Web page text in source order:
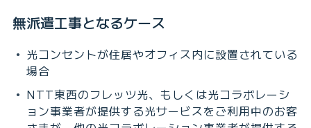
無派遣工事となるケース
光コンセントが住居やオフィス内に設置されている
場合
NTT東西のフレッツ光、もしくは光コラボレーシ
ョン事業者が提供する光サービスをご利用中のお客